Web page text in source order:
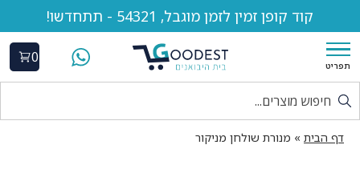
קוד קופן זמין לזמן מוגבל, 54321 - תתחדשו!
תפריט
0
דף הבית » מנורת שולחן מניקור